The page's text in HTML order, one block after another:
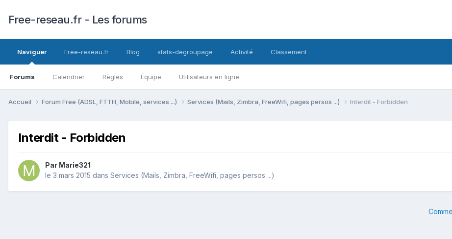
Free-reseau.fr - Les forums
Naviguer
Forums Calendrier Règles Équipe Utilisateurs en ligne
Free-reseau.fr Blog stats-degroupage Activité Classement
Accueil Forum Free (ADSL, FTTH, Mobile, services ...) Services (Mails, Zimbra, FreeWifi, pages persos ...) Interdit - Forbidden
Interdit - Forbidden
Par Marie321
le 3 mars 2015 dans Services (Mails, Zimbra, FreeWifi, pages persos ...)